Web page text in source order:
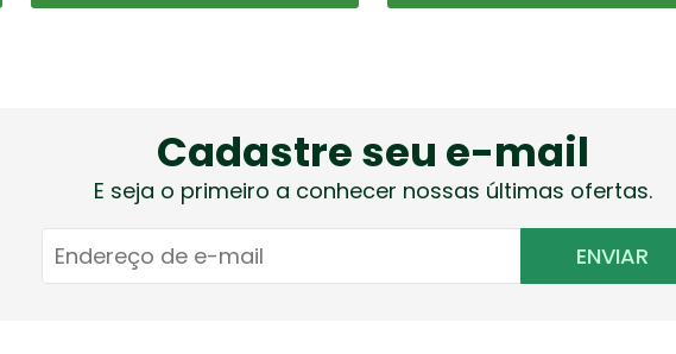
Cadastre seu e-mail
E seja o primeiro a conhecer nossas últimas ofertas.
ENVIAR